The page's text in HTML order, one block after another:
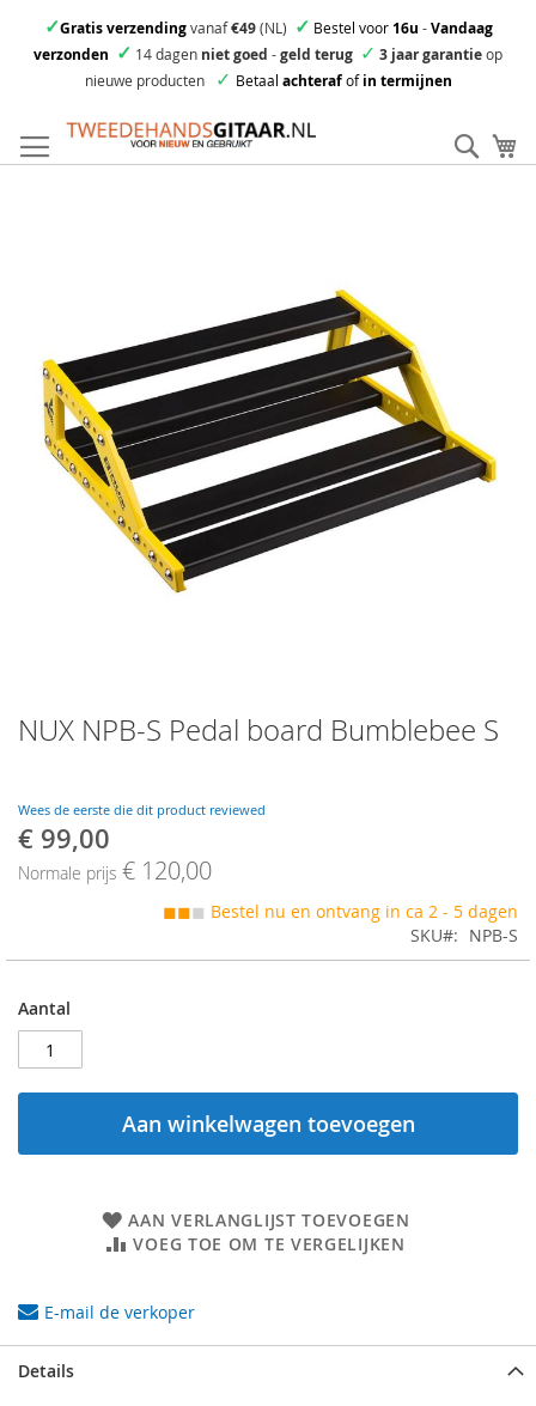
✓Gratis verzendingvanaf€49(NL) ✓ Bestel voor16u -Vandaag
verzonden ✓ 14 dagen niet goed -geld terug ✓ 3 jaar garantieop
nieuwe producten
✓ Betaal achterafofin termijnen
direct
door
NUX NPB-S Pedal board Bumblebee S
Wees de eerste die dit product reviewed
Speciale
€ 99,00
Normale prijs € 120,00
◼◼◼ Bestel nu en ontvang in ca 2 - 5 dagen
SKU
NPB-S
Aantal
Aan winkelwagen toevoegen
AAN VERLANGLIJST TOEVOEGEN
VOEG TOE OM TE VERGELIJKEN
E-mail de verkoper
gallery
to
the
the
images
gallery
Details